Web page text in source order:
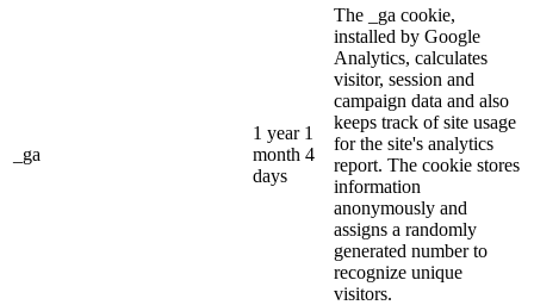
_ga
1 year 1
month 4
days
The _ga cookie,
installed by Google
Analytics, calculates
visitor, session and
campaign data and also
keeps track of site usage
for the site's analytics
report. The cookie stores
information
anonymously and
assigns a randomly
generated number to
recognize unique
visitors.